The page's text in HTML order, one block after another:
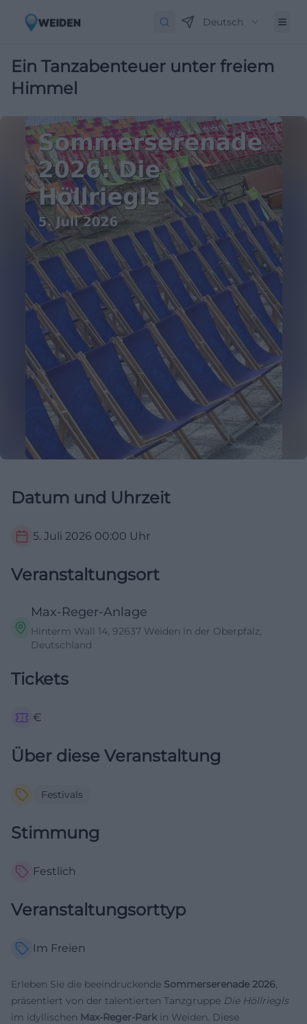
Deutsch
Ein Tanzabenteuer unter freiem
Himmel
Datum und Uhrzeit
5. Juli 2026 00:00 Uhr
Veranstaltungsort
Max-Reger-Anlage
Hinterm Wall 14, 92637 Weiden in der Oberpfalz,
Deutschland
Tickets
€
Über diese Veranstaltung
Festivals
Stimmung
Festlich
Veranstaltungsorttyp
Im Freien
Erleben Sie die beeindruckende Sommerserenade 2026,
präsentiert von der talentierten Tanzgruppe Die Höllriegls
im idyllischen Max-Reger-Parkin Weiden. Diese